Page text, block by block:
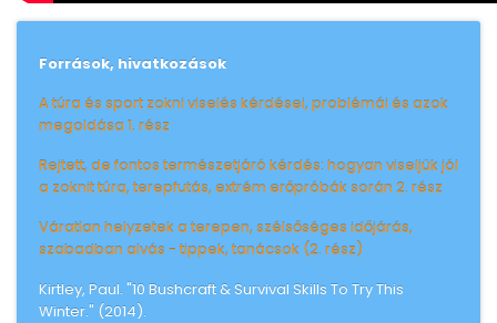
Források, hivatkozások
A túra és sport zokni viselés kérdései, problémái és azok
megoldása 1. rész
Rejtett, de fontos természetjáró kérdés: hogyan viseljük jól
a zoknit túra, terepfutás, extrém erőpróbák során 2. rész
Váratlan helyzetek a terepen, szélsőséges időjárás,
szabadban alvás - tippek, tanácsok (2. rész)
Kirtley, Paul. "10 Bushcraft & Survival Skills To Try This
Winter." (2014).